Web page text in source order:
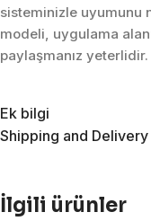
sisteminizle uyumunu
modeli, uygulama
paylaşmanız yeterlidir.
Ek bilgi
Shipping and Delivery
İlgili ürünler